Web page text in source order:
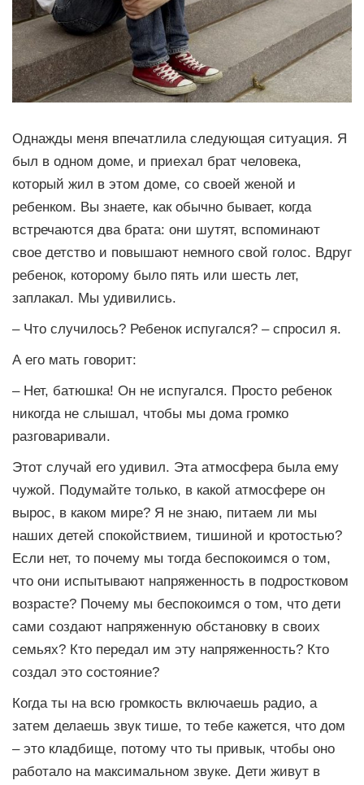
Однажды меня впечатлила следующая ситуация. Я
был в одном доме, и приехал брат человека,
который жил в этом доме, со своей женой и
ребенком. Вы знаете, как обычно бывает, когда
встречаются два брата: они шутят, вспоминают
свое детство и повышают немного свой голос. Вдруг
ребенок, которому было пять или шесть лет,
заплакал. Мы удивились.
– Что случилось? Ребенок испугался? – спросил я.
А его мать говорит:
– Нет, батюшка! Он не испугался. Просто ребенок
никогда не слышал, чтобы мы дома громко
разговаривали.
Этот случай его удивил. Эта атмосфера была ему
чужой. Подумайте только, в какой атмосфере он
вырос, в каком мире? Я не знаю, питаем ли мы
наших детей спокойствием, тишиной и кротостью?
Если нет, то почему мы тогда беспокоимся о том,
что они испытывают напряженность в подростковом
возрасте? Почему мы беспокоимся о том, что дети
сами создают напряженную обстановку в своих
семьях? Кто передал им эту напряженность? Кто
создал это состояние?
Когда ты на всю громкость включаешь радио, а
затем делаешь звук тише, то тебе кажется, что дом
– это кладбище, потому что ты привык, чтобы оно
работало на максимальном звуке. Дети живут в